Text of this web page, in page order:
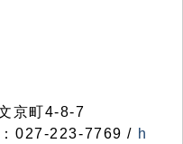
京町4-8-7
027-223-7769 / h